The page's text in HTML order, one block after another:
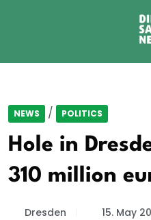
NEWS / POLITICS
Hole in
310 million
Dresden 15. May